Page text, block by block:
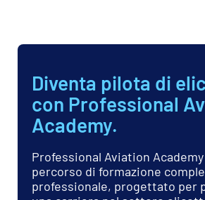
tutte le fasi del training
Formazione teorica
volo
Lezioni teoriche,
Cabri G2 e attività operative
sviluppare competenze
gli standard EASA ed ENAC.